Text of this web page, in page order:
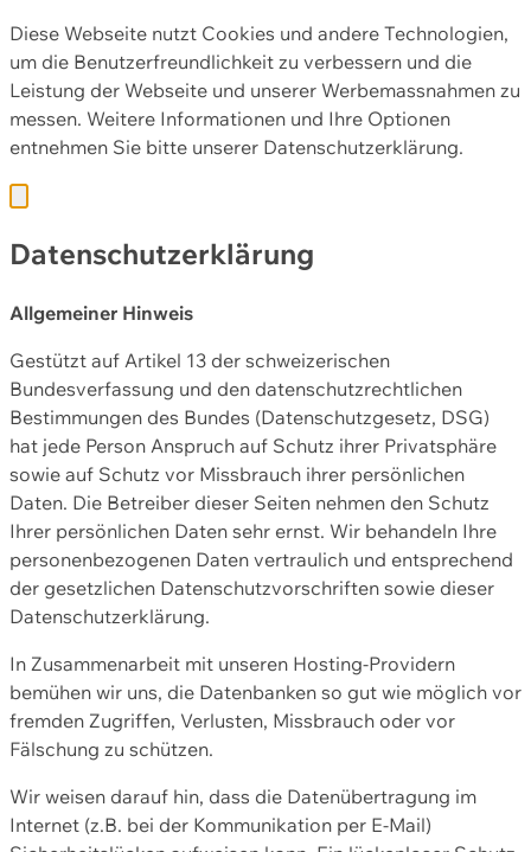
Diese Webseite nutzt Cookies und andere Technologien,
um die Benutzerfreundlichkeit zu verbessern und die
Leistung der Webseite und unserer Werbemassnahmen zu
messen. Weitere Informationen und Ihre Optionen
entnehmen Sie bitte unserer Datenschutzerklärung.
Datenschutzerklärung
Allgemeiner Hinweis
Gestützt auf Artikel 13 der schweizerischen
Bundesverfassung und den datenschutzrechtlichen
Bestimmungen des Bundes (Datenschutzgesetz, DSG)
hat jede Person Anspruch auf Schutz ihrer Privatsphäre
sowie auf Schutz vor Missbrauch ihrer persönlichen
Daten. Die Betreiber dieser Seiten nehmen den Schutz
Ihrer persönlichen Daten sehr ernst. Wir behandeln Ihre
personenbezogenen Daten vertraulich und entsprechend
der gesetzlichen Datenschutzvorschriften sowie dieser
Datenschutzerklärung.
In Zusammenarbeit mit unseren Hosting-Providern
bemühen wir uns, die Datenbanken so gut wie möglich vor
fremden Zugriffen, Verlusten, Missbrauch oder vor
Fälschung zu schützen.
Wir weisen darauf hin, dass die Datenübertragung im
Internet (z.B. bei der Kommunikation per E-Mail)